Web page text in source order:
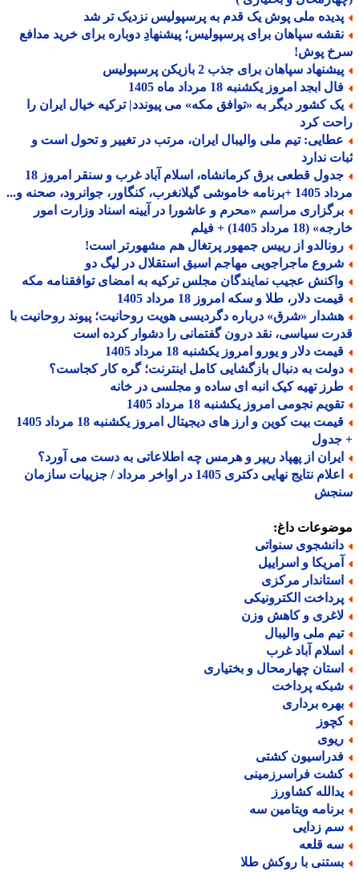
ملی پوش یک قدم به پرسپولیس نزدیک تر شد
سپاهان برای پرسپولیس؛ پیشنهادِ دوباره برای خرید مدافع
پوش!
سپاهان برای جذب 2 بازیکن پرسپولیس
ابجد امروز یکشنبه 18 مرداد ماه 1405
کشور دیگر به «توافق مکه» می پیوندد| ترکیه خیال ایران را
کرد
تیم ملی والیبال ایران، مرتب در تغییر و تحول است و
ندارد
جدول قطعی برق کرمانشاه، اسلام آباد غرب و سنقر امروز 18
کنگاور، جوانرود، صحنه و...
مراسم «محرم و عاشورا در آیینه اسناد وزارت امور
مرداد 1405) + فیلم
از رییس جمهور پرتغال هم مشهورتر است!
ماجراجویی مهاجم اسبق استقلال در لیگ دو
عجیب نمایندگان مجلس ترکیه به امضای توافقنامه مکه
دلار، طلا و سکه امروز 18 مرداد 1405
«شرق» درباره دگردیسی هویت روحانیت؛ پیوند روحانیت با
سیاسی، نقد درون گفتمانی را دشوار کرده است
دلار و یورو امروز یکشنبه 18 مرداد 1405
به دنبال بازگشایی کامل اینترنت؛ گره کار کجاست؟
تهیه کیک انبه ای ساده و مجلسی در خانه
نجومی امروز یکشنبه 18 مرداد 1405
قیمت بیت کوین و ارز های دیجیتال امروز یکشنبه 18 مرداد 1405
از پهپاد ریپر و هرمس چه اطلاعاتی به دست می آورد؟
اعلام نتایج نهایی دکتری 1405 در اواخر مرداد / جزییات سازمان
داغ:
سنواتی
و اسراییل
مرکزی
الکترونیکی
و کاهش وزن
ملی والیبال
آباد غرب
چهارمحال و بختیاری
پرداخت
برداری
کشتی
فراسرزمینی
کشاورز
ویتامین سه
زدایی
قلعه
با روکش طلا